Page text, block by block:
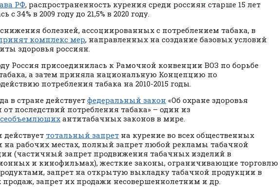
РФ, распространенность курения среди россиян старше 15 лет
с 34% в 2009 году до 21,5% в 2020 году.
болезней, ассоциированных с потреблением табака, в
комплекс мер, направленных на создание базовых условий
здоровья россиян.
Россия присоединилась к Рамочной конвенции ВОЗ по борьбе
а затем приняла национальную Концепцию по
потребления табака на 2010-2015 годы.
в стране действует федеральный закон «Об охране здоровья
от последствий потребления табака» – один из
антитабачных законов в мире.
действует тотальный запрет на курение во всех общественных
на рабочих местах, полный запрет любой рекламы табачной
(частичный запрет продвижения табачных изделий в
и кинофильмах), жесткие законы, ограничивающие торговлю
запрет на открытую выкладку табачной продукции в
продаж, запрет их продажи несовершеннолетним и др.